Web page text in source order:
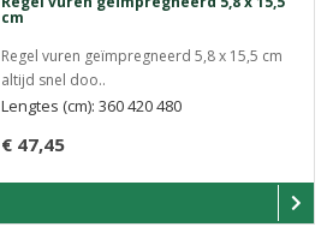
cm
Regel vuren geïmpregneerd 5,8 x 15,5 cm
altijd snel doo..
€ 47,45
Lengtes (cm): 360 420 480